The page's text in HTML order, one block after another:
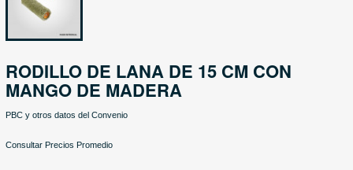
RODILLO DE LANA DE 15 CM CON
MANGO DE MADERA
PBC y otros datos del Convenio
Consultar Precios Promedio